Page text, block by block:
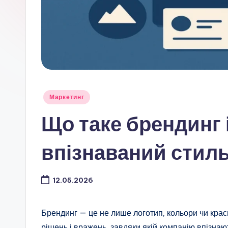
Опубліковано
Маркетинг
Що таке брендинг
впізнаваний
12.05.2026
Брендинг — це не лише логотип, кольори чи